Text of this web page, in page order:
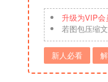
升级为VIP会
若图包压缩
新人必看